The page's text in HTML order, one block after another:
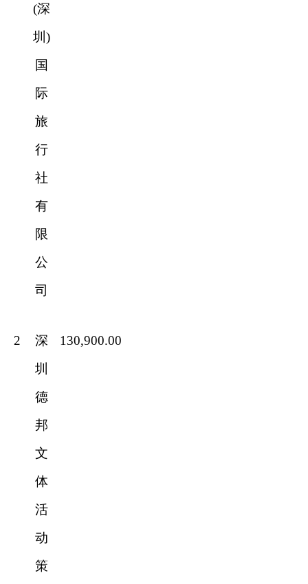
(深
圳)
国
际
旅
行
社
有
限
公
司
2
深
圳
德
邦
文
体
活
动
策
130,900.00